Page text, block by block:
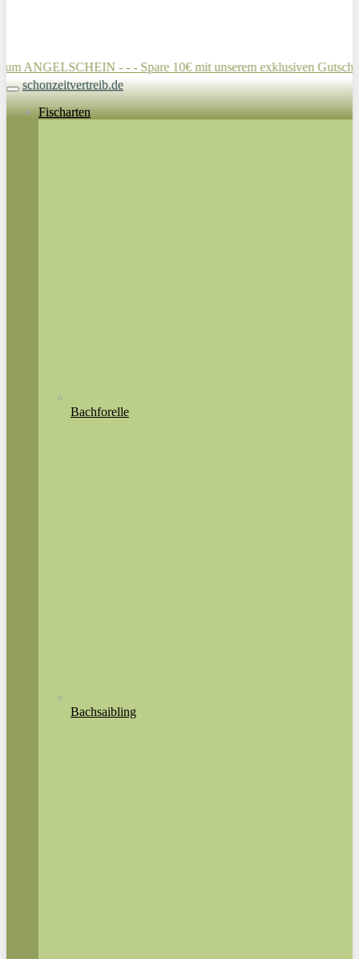
- - - Spare 10€ mit unserem exklusiven Gutschein für die
Toggle navigation
schonzeitvertreib.de
Fischarten
Bachforelle
Bachsaibling